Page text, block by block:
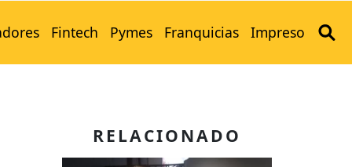
Fintech Pymes Franquicias Impreso
RELACIONADO